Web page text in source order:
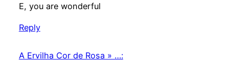
E, you are wonderful
Reply
A Ervilha Cor de Rosa » …: